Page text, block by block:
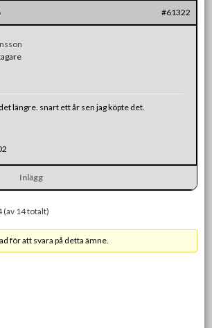
#61322
längre. snart ett år sen jag köpte det.
Inlägg
(av 14 totalt)
för att svara på detta ämne.